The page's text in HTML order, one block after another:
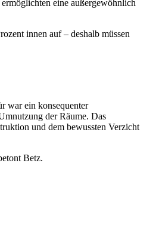
eine außergewöhnlich
innen auf – deshalb müssen
war ein konsequenter
der Räume. Das
und dem bewussten Verzicht
Betz.